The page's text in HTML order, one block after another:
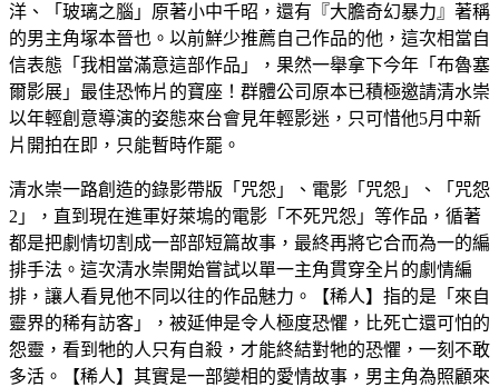
洋、「玻璃之腦」原著小中千昭，還有『大膽奇幻暴力』著稱
的男主角塚本晉也。以前鮮少推薦自己作品的他，這次相當自
信表態「我相當滿意這部作品」，果然一舉拿下今年「布魯塞
爾影展」最佳恐怖片的寶座！群體公司原本已積極邀請清水崇
以年輕創意導演的姿態來台會見年輕影迷，只可惜他5月中新
片開拍在即，只能暫時作罷。
清水崇一路創造的錄影帶版「咒怨」、電影「咒怨」、「咒怨
2」，直到現在進軍好萊塢的電影「不死咒怨」等作品，循著
都是把劇情切割成一部部短篇故事，最終再將它合而為一的編
排手法。這次清水崇開始嘗試以單一主角貫穿全片的劇情編
排，讓人看見他不同以往的作品魅力。【稀人】指的是「來自
靈界的稀有訪客」，被延伸是令人極度恐懼，比死亡還可怕的
怨靈，看到牠的人只有自殺，才能終結對牠的恐懼，一刻不敢
多活。【稀人】其實是一部變相的愛情故事，男主角為照顧來